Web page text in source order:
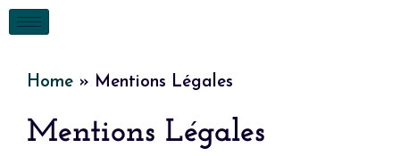
Home » Mentions Légales
Mentions Légales